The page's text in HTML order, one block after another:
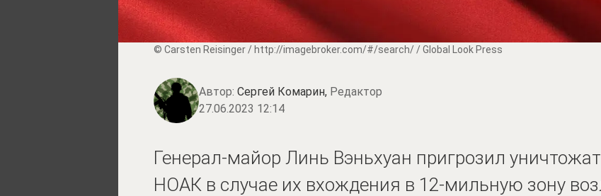
© Carsten Reisinger / http://imagebroker.com/#/search/ / Global Look Press
Автор: Сергей Комарин, Редактор
27.06.2023 12:14
Генерал-майор Линь Вэньхуан пригрозил
НОАК в случае их вхождения в 12-мильную зону